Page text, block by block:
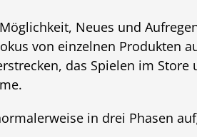
Neues und
von einzelnen Produkten
das Spielen im
in drei Phasen